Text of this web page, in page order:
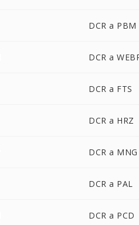
DCR a PBM
DCR a
DCR a FTS
DCR a HRZ
DCR a MNG
DCR a PAL
DCR a PCD